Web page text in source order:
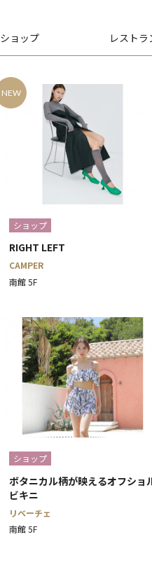
ショップ レスト
NEW
ショップ
RIGHT LEFT
CAMPER
南館 5F
ショップ
ボタニカル柄が映えるオフショ
ビキニ
リベーチェ
南館 5F